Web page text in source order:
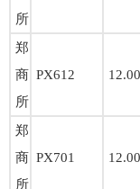
所
郑
商
所
PX612
郑
商
所
PX701